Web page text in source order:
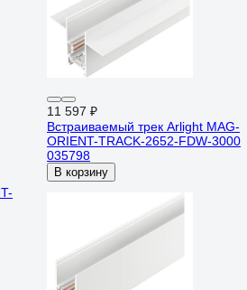
11 597 ₽
Встраиваемый трек Arlight MAG-
ORIENT-TRACK-2652-FDW-3000
035798
В корзину